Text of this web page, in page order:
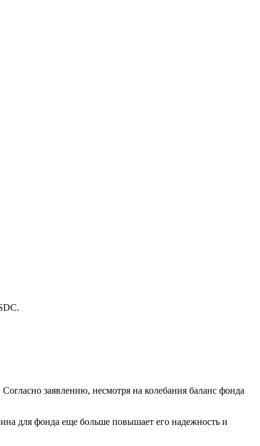
заявлению, несмотря на колебания баланс фонда
для фонда еще больше повышает его надежность и